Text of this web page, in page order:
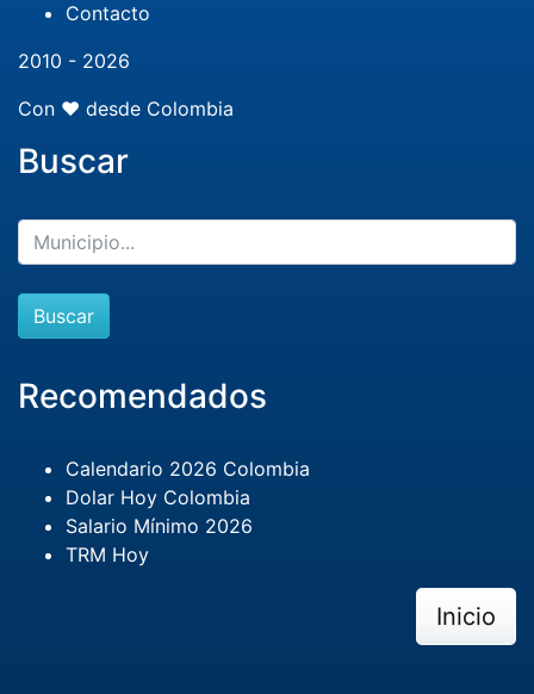
Contacto
2010 - 2026
Con ❤️ desde Colombia
Buscar
Buscar
Recomendados
Calendario 2026 Colombia
Dolar Hoy Colombia
Salario Mínimo 2026
TRM Hoy
Inicio